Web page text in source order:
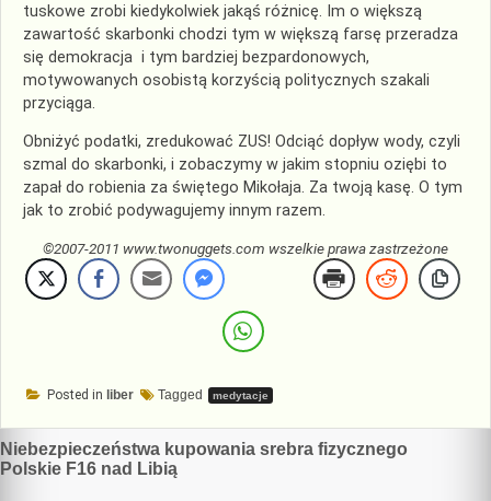
tuskowe zrobi kiedykolwiek jakąś różnicę. Im o większą
zawartość skarbonki chodzi tym w większą farsę przeradza
się demokracja i tym bardziej bezpardonowych,
motywowanych osobistą korzyścią politycznych szakali
przyciąga.
Obniżyć podatki, zredukować ZUS! Odciąć dopływ wody, czyli
szmal do skarbonki, i zobaczymy w jakim stopniu oziębi to
zapał do robienia za świętego Mikołaja. Za twoją kasę. O tym
jak to zrobić podywagujemy innym razem.
©2007-2011 www.twonuggets.com wszelkie prawa zastrzeżone
Posted in liber Tagged medytacje
Nawigacja
wpisu
Niebezpieczeństwa kupowania srebra fizycznego
Polskie F16 nad Libią